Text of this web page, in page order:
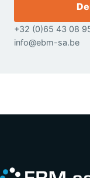
+32 (0)65 43 08
info@ebm-sa.be